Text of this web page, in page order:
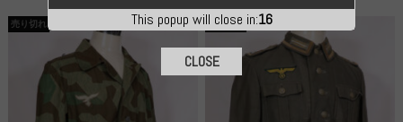
売り切れ 売り切れ
This popup will close in:14
CLOSE